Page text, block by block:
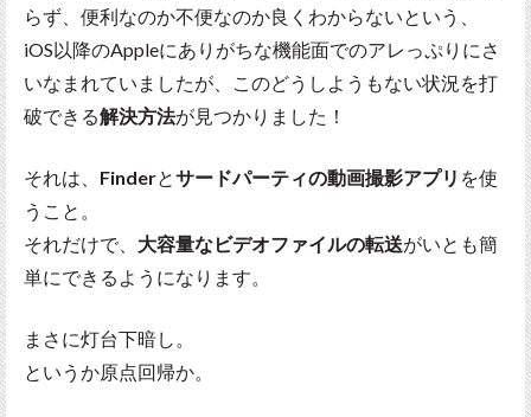
らず、便利なのか不便なのか良くわからないという、
iOS以降のAppleにありがちな機能面でのアレっぷりにさ
いなまれていましたが、このどうしようもない状況を打
破できる解決方法が見つかりました！
それは、 Finderとサードパーティの動画撮影アプリ を使
うこと。
それだけで、 大容量なビデオファイルの転送がいとも簡
単にできるようになります。
まさに灯台下暗し。
というか原点回帰か。